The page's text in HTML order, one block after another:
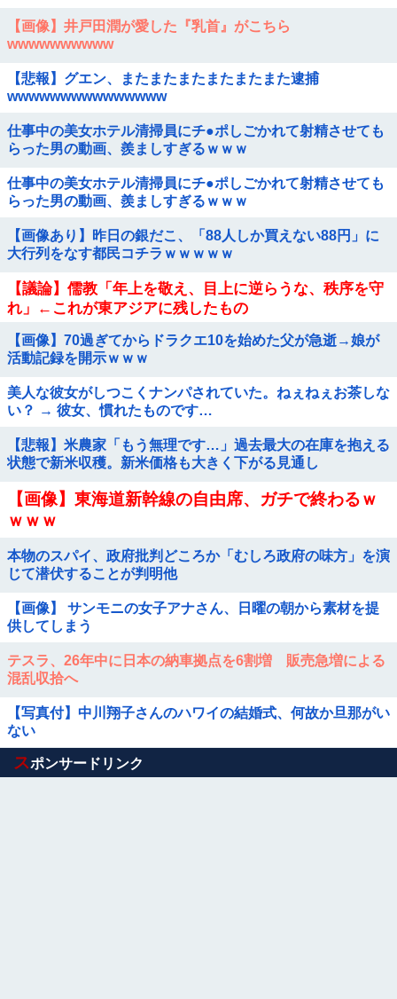
【画像】井戸田潤が愛した『乳首』がこちら
wwwwwwwwww
【悲報】グエン、またまたまたまたまたまた逮捕
wwwwwwwwwwwwwww
仕事中の美女ホテル清掃員にチ●ポしごかれて射精させても
らった男の動画、羨ましすぎるｗｗｗ
仕事中の美女ホテル清掃員にチ●ポしごかれて射精させても
らった男の動画、羨ましすぎるｗｗｗ
【画像あり】昨日の銀だこ、「88人しか買えない88円」に
大行列をなす都民コチラｗｗｗｗｗ
【議論】儒教「年上を敬え、目上に逆らうな、秩序を守
れ」←これが東アジアに残したもの
【画像】70過ぎてからドラクエ10を始めた父が急逝→娘が
活動記録を開示ｗｗｗ
美人な彼女がしつこくナンパされていた。ねぇねぇお茶しな
い？ → 彼女、慣れたものです…
【悲報】米農家「もう無理です…」過去最大の在庫を抱える
状態で新米収穫。新米価格も大きく下がる見通し
【画像】東海道新幹線の自由席、ガチで終わるｗ
ｗｗｗ
本物のスパイ、政府批判どころか「むしろ政府の味方」を演
じて潜伏することが判明他
【画像】 サンモニの女子アナさん、日曜の朝から素材を提
供してしまう
テスラ、26年中に日本の納車拠点を6割増 販売急増による
混乱収拾へ
【写真付】中川翔子さんのハワイの結婚式、何故か旦那がい
ない
Powered by livedoor 相互RSS
スポンサードリンク